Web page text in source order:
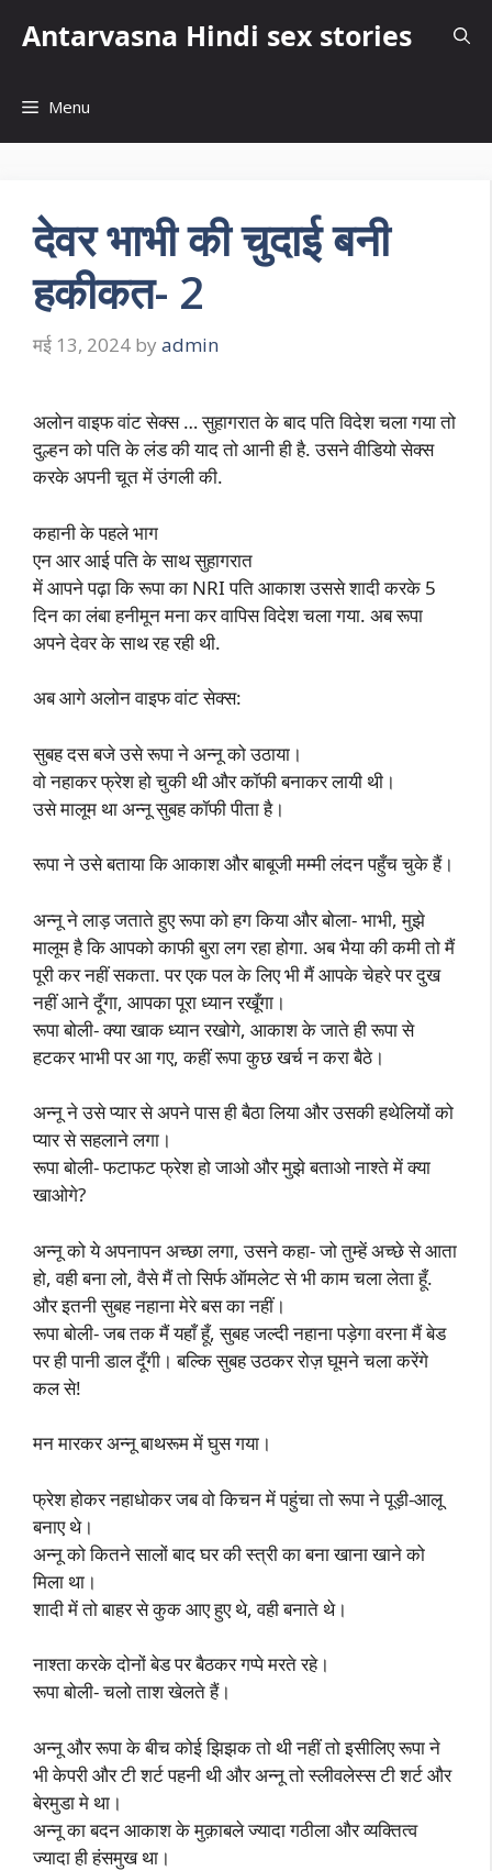
Antarvasna Hindi sex stories
Menu
देवर भाभी की चुदाई बनी
हकीकत- 2
मई 13, 2024 by admin
अलोन वाइफ वांट सेक्स … सुहागरात के बाद पति विदेश चला गया तो
दुल्हन को पति के लंड की याद तो आनी ही है. उसने वीडियो सेक्स
करके अपनी चूत में उंगली की.
कहानी के पहले भाग
एन आर आई पति के साथ सुहागरात
में आपने पढ़ा कि रूपा का NRI पति आकाश उससे शादी करके 5
दिन का लंबा हनीमून मना कर वापिस विदेश चला गया. अब रूपा
अपने देवर के साथ रह रही थी.
अब आगे अलोन वाइफ वांट सेक्स:
सुबह दस बजे उसे रूपा ने अन्नू को उठाया।
वो नहाकर फ्रेश हो चुकी थी और कॉफी बनाकर लायी थी।
उसे मालूम था अन्नू सुबह कॉफी पीता है।
रूपा ने उसे बताया कि आकाश और बाबूजी मम्मी लंदन पहुँच चुके हैं।
अन्नू ने लाड़ जताते हुए रूपा को हग किया और बोला- भाभी, मुझे
मालूम है कि आपको काफी बुरा लग रहा होगा. अब भैया की कमी तो मैं
पूरी कर नहीं सकता. पर एक पल के लिए भी मैं आपके चेहरे पर दुख
नहीं आने दूँगा, आपका पूरा ध्यान रखूँगा।
रूपा बोली- क्या खाक ध्यान रखोगे, आकाश के जाते ही रूपा से
हटकर भाभी पर आ गए, कहीं रूपा कुछ खर्च न करा बैठे।
अन्नू ने उसे प्यार से अपने पास ही बैठा लिया और उसकी हथेलियों को
प्यार से सहलाने लगा।
रूपा बोली- फटाफट फ्रेश हो जाओ और मुझे बताओ नाश्ते में क्या
खाओगे?
अन्नू को ये अपनापन अच्छा लगा, उसने कहा- जो तुम्हें अच्छे से आता
हो, वही बना लो, वैसे मैं तो सिर्फ ऑमलेट से भी काम चला लेता हूँ.
और इतनी सुबह नहाना मेरे बस का नहीं।
रूपा बोली- जब तक मैं यहाँ हूँ, सुबह जल्दी नहाना पड़ेगा वरना मैं बेड
पर ही पानी डाल दूँगी। बल्कि सुबह उठकर रोज़ घूमने चला करेंगे
कल से!
मन मारकर अन्नू बाथरूम में घुस गया।
फ्रेश होकर नहाधोकर जब वो किचन में पहुंचा तो रूपा ने पूड़ी-आलू
बनाए थे।
अन्नू को कितने सालों बाद घर की स्त्री का बना खाना खाने को
मिला था।
शादी में तो बाहर से कुक आए हुए थे, वही बनाते थे।
नाश्ता करके दोनों बेड पर बैठकर गप्पे मरते रहे।
रूपा बोली- चलो ताश खेलते हैं।
अन्नू और रूपा के बीच कोई झिझक तो थी नहीं तो इसीलिए रूपा ने
भी केपरी और टी शर्ट पहनी थी और अन्नू तो स्लीवलेस्स टी शर्ट और
बेरमुडा मे था।
अन्नू का बदन आकाश के मुक़ाबले ज्यादा गठीला और व्यक्तित्व
ज्यादा ही हंसमुख था।